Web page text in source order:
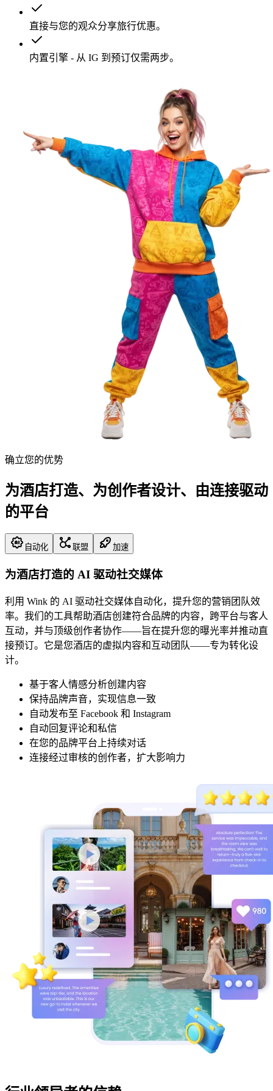
直接与您的观众分享旅行优惠。
内置引擎 - 从 IG 到预订仅需两步。
确立您的优势
为酒店打造、为创作者设计、由连接驱动
的平台
自动化 联盟 加速
为酒店打造的 AI 驱动社交媒体
利用 Wink 的 AI 驱动社交媒体自动化，提升您的营销团队效
率。我们的工具帮助酒店创建符合品牌的内容，跨平台与客人
互动，并与顶级创作者协作——旨在提升您的曝光率并推动直
接预订。它是您酒店的虚拟内容和互动团队——专为转化设
计。
基于客人情感分析创建内容
保持品牌声音，实现信息一致
自动发布至 Facebook 和 Instagram
自动回复评论和私信
在您的品牌平台上持续对话
连接经过审核的创作者，扩大影响力